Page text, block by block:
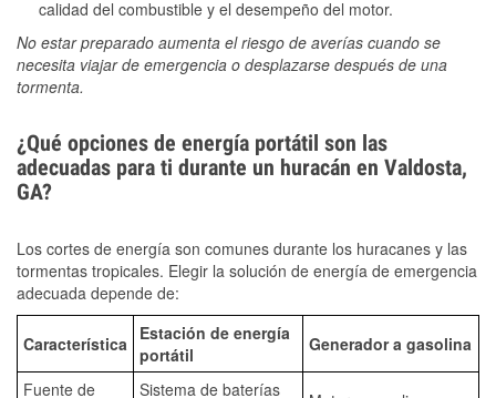
calidad del combustible y el desempeño del motor.
No estar preparado aumenta el riesgo de averías cuando se
necesita viajar de emergencia o desplazarse después de una
tormenta.
¿Qué opciones de energía portátil son las
adecuadas para ti durante un huracán en Valdosta,
GA?
Los cortes de energía son comunes durante los huracanes y las
tormentas tropicales. Elegir la solución de energía de emergencia
adecuada depende de:
Característica
Estación de energía
portátil
Generador a gasolina
Fuente de Sistema de baterías